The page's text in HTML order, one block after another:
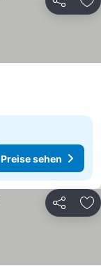
Teilen
Preise sehen
Teilen